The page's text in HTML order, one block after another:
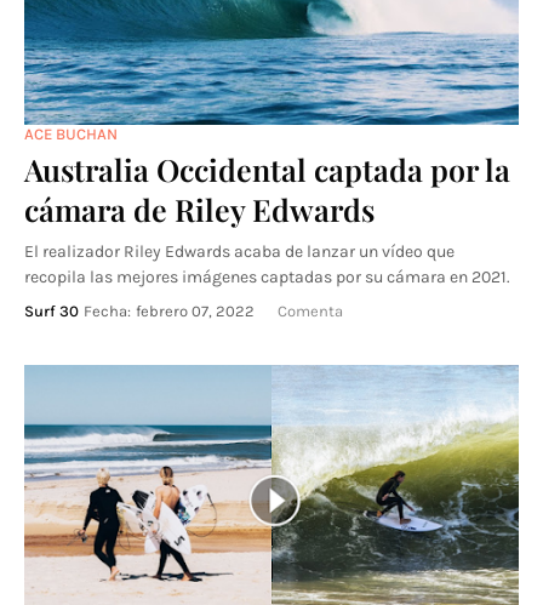
ACE BUCHAN
Australia Occidental captada por la
cámara de Riley Edwards
El realizador Riley Edwards acaba de lanzar un vídeo que
recopila las mejores imágenes captadas por su cámara en 2021.
Surf 30 Fecha: febrero 07, 2022 Comenta